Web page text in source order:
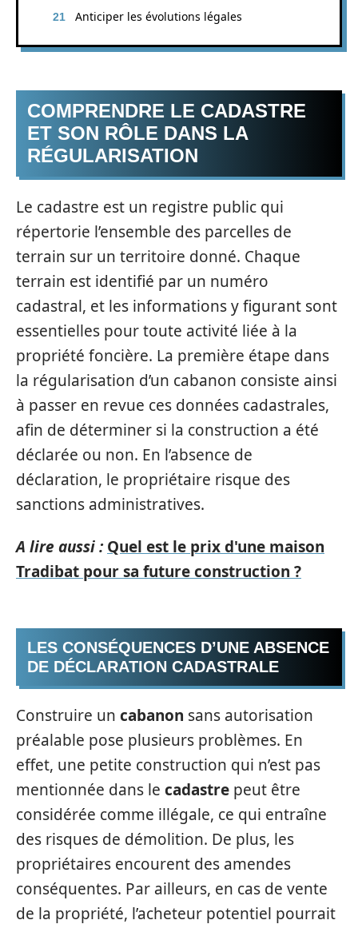
Anticiper les évolutions légales
COMPRENDRE LE CADASTRE
ET SON RÔLE DANS LA
RÉGULARISATION
Le cadastre est un registre public qui
répertorie l’ensemble des parcelles de
terrain sur un territoire donné. Chaque
terrain est identifié par un numéro
cadastral, et les informations y figurant sont
essentielles pour toute activité liée à la
propriété foncière. La première étape dans
la régularisation d’un cabanon consiste ainsi
à passer en revue ces données cadastrales,
afin de déterminer si la construction a été
déclarée ou non. En l’absence de
déclaration, le propriétaire risque des
sanctions administratives.
A lire aussi : Quel est le prix d'une maison
Tradibat pour sa future construction ?
LES CONSÉQUENCES D’UNE ABSENCE
DE DÉCLARATION CADASTRALE
Construire un cabanon sans autorisation
préalable pose plusieurs problèmes. En
effet, une petite construction qui n’est pas
mentionnée dans le cadastre peut être
considérée comme illégale, ce qui entraîne
des risques de démolition. De plus, les
propriétaires encourent des amendes
conséquentes. Par ailleurs, en cas de vente
de la propriété, l’acheteur potentiel pourrait